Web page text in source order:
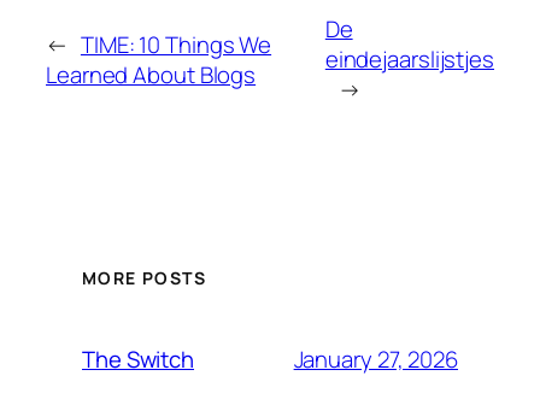
← TIME: 10 Things We
Learned About Blogs
De
eindejaarslijstjes
→
MORE POSTS
The Switch January 27, 2026